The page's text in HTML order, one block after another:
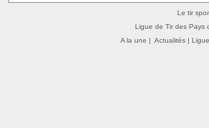
Le tir
Ligue de Tir des Pays
A la une
Actualités Ligue